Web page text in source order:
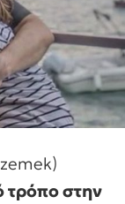
τρόπο στην